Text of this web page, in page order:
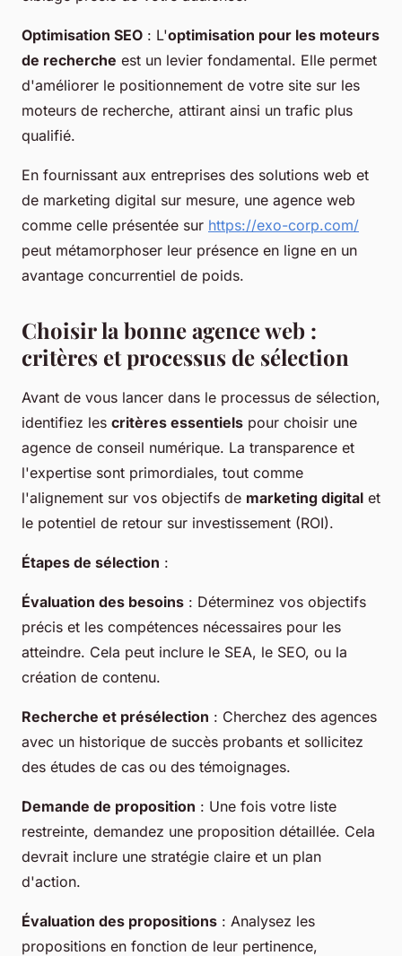
Optimisation SEO : L'optimisation pour les moteurs
de recherche est un levier fondamental. Elle permet
d'améliorer le positionnement de votre site sur les
moteurs de recherche, attirant ainsi un trafic plus
qualifié.
En fournissant aux entreprises des solutions web et
de marketing digital sur mesure, une agence web
comme celle présentée sur https://exo-corp.com/
peut métamorphoser leur présence en ligne en un
avantage concurrentiel de poids.
Choisir la bonne agence web :
critères et processus de sélection
Avant de vous lancer dans le processus de sélection,
identifiez les critères essentiels pour choisir une
agence de conseil numérique. La transparence et
l'expertise sont primordiales, tout comme
l'alignement sur vos objectifs de marketing digital et
le potentiel de retour sur investissement (ROI).
Étapes de sélection :
Évaluation des besoins : Déterminez vos objectifs
précis et les compétences nécessaires pour les
atteindre. Cela peut inclure le SEA, le SEO, ou la
création de contenu.
Recherche et présélection : Cherchez des agences
avec un historique de succès probants et sollicitez
des études de cas ou des témoignages.
Demande de proposition : Une fois votre liste
restreinte, demandez une proposition détaillée. Cela
devrait inclure une stratégie claire et un plan
d'action.
Évaluation des propositions : Analysez les
propositions en fonction de leur pertinence,